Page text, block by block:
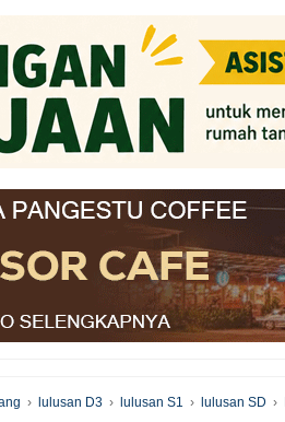
› lulusan D3 › lulusan S1 › lulusan SD ›